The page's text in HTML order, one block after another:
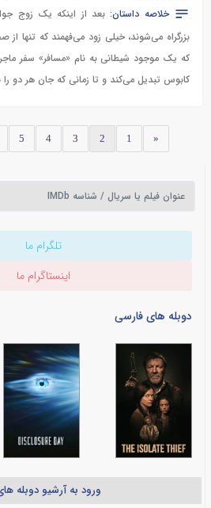
خلاصه داستان: بعد از اینکه یک زوج
بزرگراه می‌شوند، خیلی زود می‌فهمند که تنها
که یک موجود شیطانی به نام «مسافر» سفر
کابوس تبدیل می‌کند و تا زمانی که جان هر دو را
«
1
2
3
4
5
تلگرام ما
اینستاگرام ما
دوبله های فارسی
ورود به آرشیو دوبله